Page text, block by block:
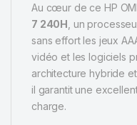
Au cœur de ce HP
7 240H , un
sans effort les jeux
vidéo et les logiciels
architecture hybride
il garantit une
charge.